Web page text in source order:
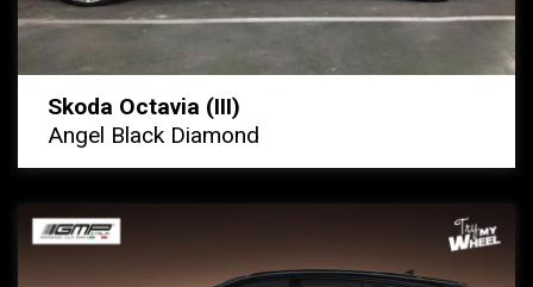
Skoda Octavia (III)
Angel Black Diamond